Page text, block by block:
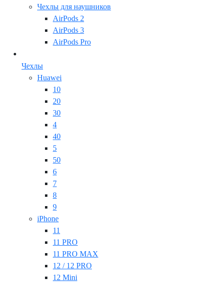
Чехлы для наушников
AirPods 2
AirPods 3
AirPods Pro
Чехлы
Huawei
10
20
30
4
40
5
50
6
7
8
9
iPhone
11
11 PRO
11 PRO MAX
12 / 12 PRO
12 Mini